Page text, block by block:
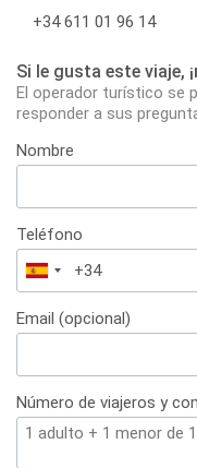
+34 611 01 96 14
Si le gusta este viaje,
El operador turístico se
responder a sus
Nombre
Teléfono
España
+34
Email (opcional)
Número de viajeros y